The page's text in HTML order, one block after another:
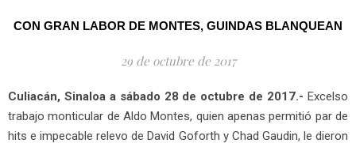
CON GRAN LABOR DE MONTES, GUINDAS BLANQUEAN
29 de octubre de 2017
Culiacán, Sinaloa a sábado 28 de octubre de 2017.- Excelso
trabajo monticular de Aldo Montes, quien apenas permitió par de
hits e impecable relevo de David Goforth y Chad Gaudin, le dieron